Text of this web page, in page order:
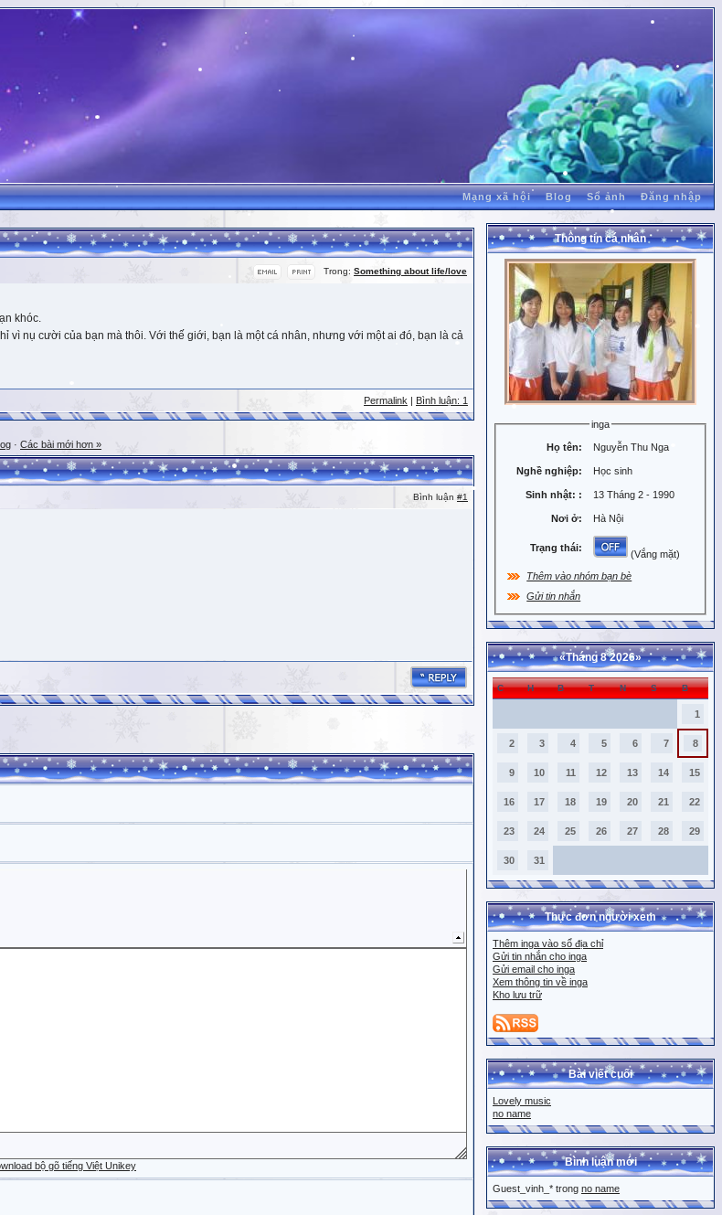
Mạng xã hội Blog Sổ ảnh Đăng nhập
Trong: Something about life/love
khóc.
nụ cười của bạn mà thôi. Với thế giới, bạn là một cá nhân, nhưng với một ai đó, bạn là cả
Permalink Bình luận: 1
· Các bài mới hơn »
Bình luận #1
bộ gõ tiếng Việt Unikey
Thông tin cá nhân
inga
Họ tên: Nguyễn Thu Nga
Nghề nghiệp: Học sinh
Sinh nhật: : 13 Tháng 2 - 1990
Nơi ở: Hà Nội
Trạng thái:
(Vắng mặt)
Thêm vào nhóm bạn bè
Gửi tin nhắn
«Tháng 8 2026»
C H B T N S B
1
2 3 4 5 6 7 8
9 10 11 12 13 14 15
16 17 18 19 20 21 22
23 24 25 26 27 28 29
30 31
Thực đơn người xem
Thêm inga vào sổ địa chỉ
Gửi tin nhắn cho inga
Gửi email cho inga
Xem thông tin về inga
Kho lưu trữ
Bài viết cuối
Lovely music
no name
Bình luận mới
Guest_vinh_* trong no name